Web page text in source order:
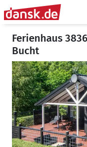
Ferienhaus
Bucht